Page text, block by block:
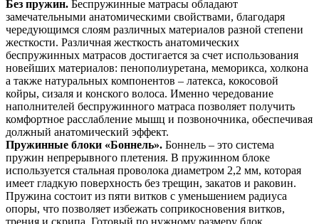
Без пружин. Беспружинные матрасы обладают
замечательными анатомическими свойствами, благодаря
чередующимся слоям различных материалов разной степени
жесткости. Различная жесткость анатомических
беспружинных матрасов достигается за счет использования
новейших материалов: пенополиуретана, меморикса, холкона
а также натуральных компонентов – латекса, кокосовой
койры, сизаля и конского волоса. Именно чередование
наполнителей беспружинного матраса позволяет получить
комфортное расслабление мышц и позвоночника, обеспечивая
должный анатомический эффект.
Пружинные блоки «Боннель». Боннель – это система
пружин непрерывного плетения. В пружинном блоке
используется стальная проволока диаметром 2,2 мм, которая
имеет гладкую поверхность без трещин, закатов и раковин.
Пружина состоит из пяти витков с уменьшением радиуса
опоры, что позволяет избежать соприкосновения витков,
трения и скрипа. Готовый по нужному размеру блок